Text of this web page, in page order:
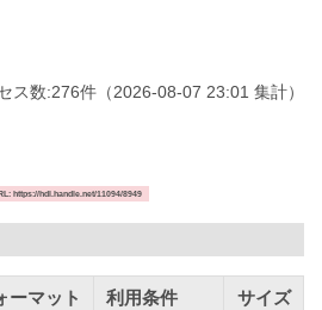
ス数:276件 （2026-08-07 23:01 集計）
https://hdl.handle.net/11094/8949
ーマット 利用条件 サイズ